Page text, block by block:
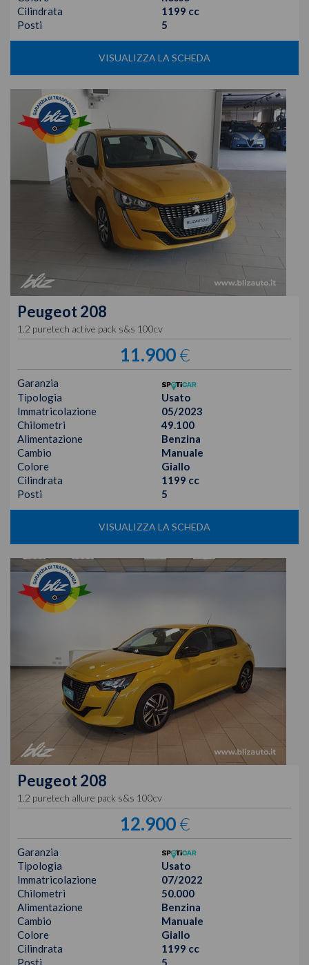
Cilindrata
1199 cc
Posti
5
VISUALIZZA LA SCHEDA
Peugeot 208
1.2 puretech active pack s&s 100cv
11.900€
Garanzia
Tipologia
Usato
Immatricolazione
05/2023
Chilometri
49.100
Alimentazione
Benzina
Cambio
Manuale
Colore
Giallo
Cilindrata
1199 cc
Posti
5
VISUALIZZA LA SCHEDA
Peugeot 208
1.2 puretech allure pack s&s 100cv
12.900€
Garanzia
Tipologia
Usato
Immatricolazione
07/2022
Chilometri
50.000
Alimentazione
Benzina
Cambio
Manuale
Colore
Giallo
Cilindrata
1199 cc
Posti
5